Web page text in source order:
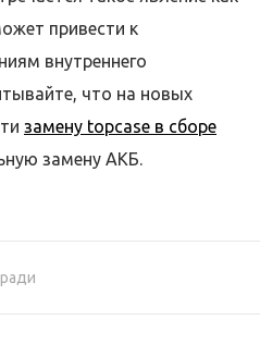
привести к
внутреннего
что на новых
замену topcase в сборе
замену АКБ.